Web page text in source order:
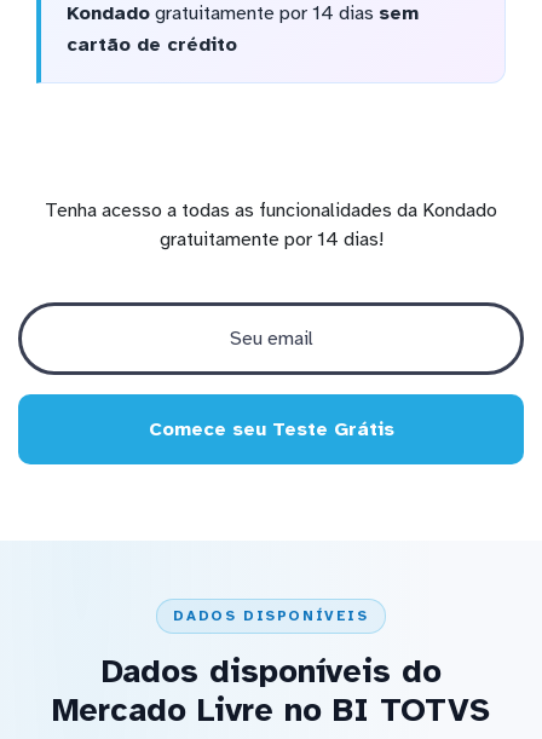
Kondadogratuitamente por 14 dias sem
cartão de crédito
Tenha acesso a todas as funcionalidades da Kondado
gratuitamente por 14 dias!
Comece seu Teste Grátis
DADOS DISPONÍVEIS
Dados disponíveis do
Mercado Livre no BI TOTVS